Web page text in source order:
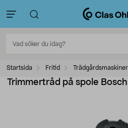
Startsida Fritid Trädgårdsmaskiner
Trimmertråd på spole